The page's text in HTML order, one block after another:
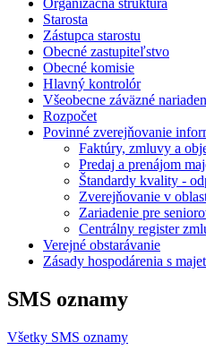
Organizačná štruktúra
Starosta
Zástupca starostu
Obecné zastupiteľstvo
Obecné komisie
Hlavný kontrolór
Všeobecne záväzné
Rozpočet
Povinné zverejňovanie
Faktúry, zmluvy a
Predaj a prenájom
Štandardy kvality -
Zverejňovanie v
Zariadenie pre
Centrálny register
Verejné obstarávanie
Zásady hospodárenia s
SMS oznamy
Všetky SMS oznamy